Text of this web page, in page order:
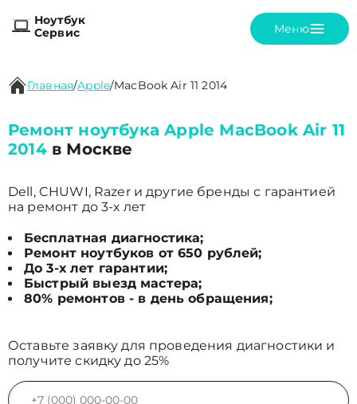
Ноутбук
Сервис
Меню
Главная/Apple/MacBook Air 11 2014
Ремонт ноутбука Apple MacBook Air 11
2014в Москве
Dell, CHUWI, Razer и другие бренды с гарантией
на ремонт до 3-х лет
Бесплатная диагностика;
Ремонт ноутбуков от 650 рублей;
До 3-х лет гарантии;
Быстрый выезд мастера;
80% ремонтов - в день обращения;
Оставьте заявку для проведения диагностики и
получите скидку до 25%